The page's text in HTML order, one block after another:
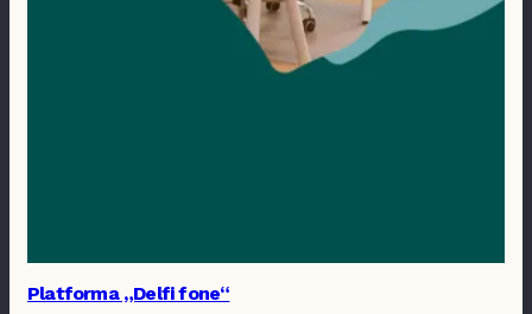
Platforma „Delfi fone“